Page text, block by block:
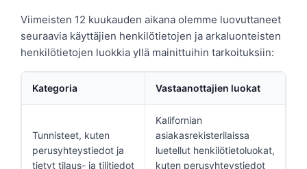
Viimeisten 12 kuukauden aikana olemme luovuttaneet
seuraavia käyttäjien henkilötietojen ja arkaluonteisten
henkilötietojen luokkia yllä mainittuihin tarkoituksiin:
Kategoria Vastaanottajien luokat
Tunnisteet, kuten
perusyhteystiedot ja
tietyt tilaus- ja tilitiedot
Kalifornian
asiakasrekisterilaissa
luetellut henkilötietoluokat,
kuten perusyhteystiedot